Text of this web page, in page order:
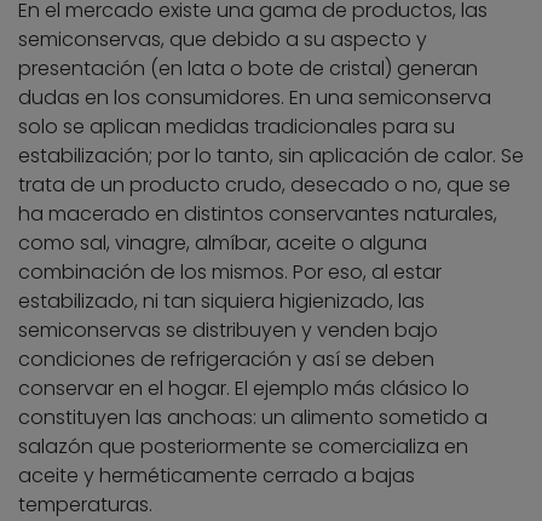
En el mercado existe una gama de productos, las
semiconservas, que debido a su aspecto y
presentación (en lata o bote de cristal) generan
dudas en los consumidores. En una semiconserva
solo se aplican medidas tradicionales para su
estabilización; por lo tanto, sin aplicación de calor. Se
trata de un producto crudo, desecado o no, que se
ha macerado en distintos conservantes naturales,
como sal, vinagre, almíbar, aceite o alguna
combinación de los mismos. Por eso, al estar
estabilizado, ni tan siquiera higienizado, las
semiconservas se distribuyen y venden bajo
condiciones de refrigeración y así se deben
conservar en el hogar. El ejemplo más clásico lo
constituyen las anchoas: un alimento sometido a
salazón que posteriormente se comercializa en
aceite y herméticamente cerrado a bajas
temperaturas.